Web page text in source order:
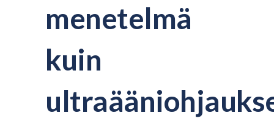
menetelmä
kuin